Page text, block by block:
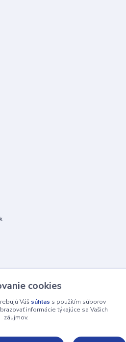
sběr cookies.
cookies
Váš súhlas s použitím súborov
informácie týkajúce sa Vašich
záujmov.